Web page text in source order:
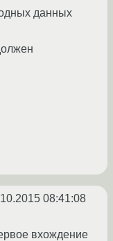
данных
08:41:08
вхождение